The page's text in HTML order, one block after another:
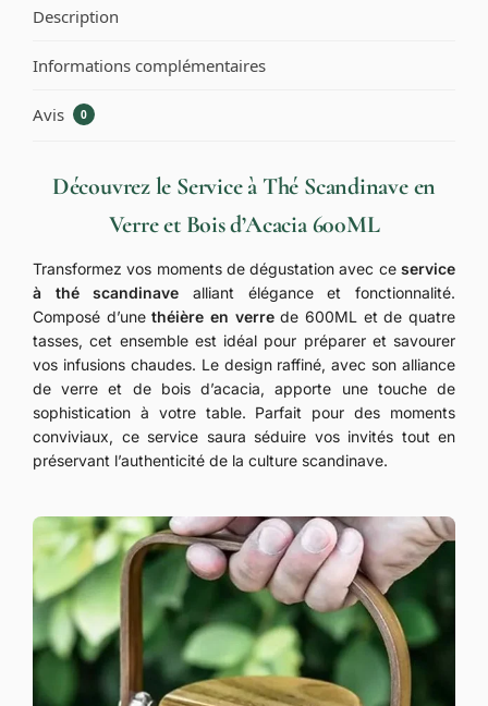
Description
Informations complémentaires
Avis 0
Découvrez le Service à Thé Scandinave en
Verre et Bois d’Acacia 600ML
Transformez vos moments de dégustation avec ce service
à thé scandinave alliant élégance et fonctionnalité.
Composé d’unethéière en verrede 600ML et de quatre
tasses, cet ensemble est idéal pour préparer et savourer
vos infusions chaudes. Le design raffiné, avec son alliance
de verre et de bois d’acacia, apporte une touche de
sophistication à votre table. Parfait pour des moments
conviviaux, ce service saura séduire vos invités tout en
préservant l’authenticité de la culture scandinave.